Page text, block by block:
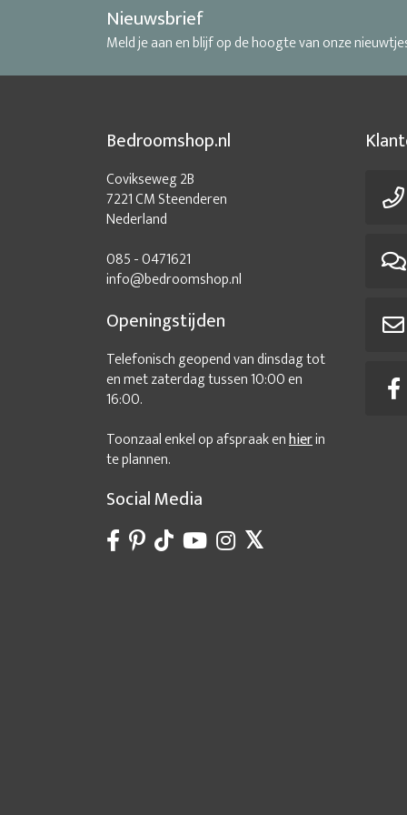
Nieuwsbrief
Meld je aan en blijf op de hoogte van onze
Bedroomshop.nl
Covikseweg 2B
7221 CM Steenderen
Nederland
085 - 0471621
info@bedroomshop.nl
Openingstijden
Telefonisch geopend van dinsdag tot
en met zaterdag tussen 10:00 en
16:00.
Toonzaal enkel op afspraak enhierin
te plannen.
Social Media